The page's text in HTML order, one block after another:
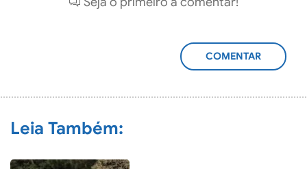
ADICIONAR
Leia Também: